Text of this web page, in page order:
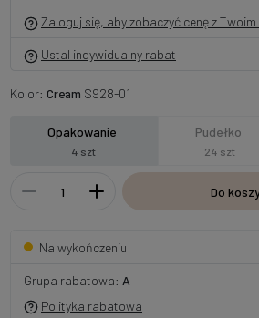
Zaloguj się, aby zobaczyć cenę z
Ustal indywidualny rabat
Kolor: Cream S928-01
Opakowanie
4 szt
Pudełko
24 szt
Do
Na wykończeniu
Grupa rabatowa: A
Polityka rabatowa